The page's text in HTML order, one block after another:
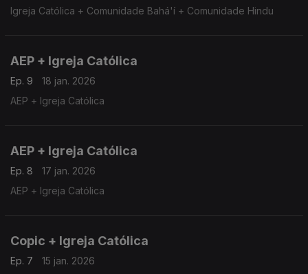
Igreja Católica + Comunidade Bahá'í + Comunidade Hindu
AEP + Igreja Católica
Ep. 9
18 jan. 2026
AEP + Igreja Católica
AEP + Igreja Católica
Ep. 8
17 jan. 2026
AEP + Igreja Católica
Copic + Igreja Católica
Ep. 7
15 jan. 2026